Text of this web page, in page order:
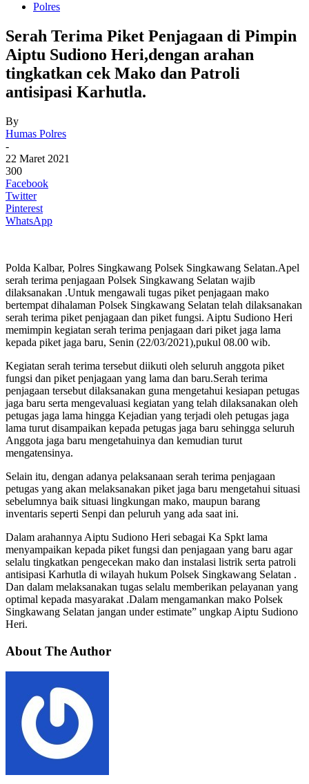
Polres
Serah Terima Piket Penjagaan di Pimpin
Aiptu Sudiono Heri,dengan arahan
tingkatkan cek Mako dan Patroli
antisipasi Karhutla.
By
Humas Polres
-
22 Maret 2021
300
Facebook
Twitter
Pinterest
WhatsApp
Polda Kalbar, Polres Singkawang Polsek Singkawang Selatan.Apel
serah terima penjagaan Polsek Singkawang Selatan wajib
dilaksanakan .Untuk mengawali tugas piket penjagaan mako
bertempat dihalaman Polsek Singkawang Selatan telah dilaksanakan
serah terima piket penjagaan dan piket fungsi. Aiptu Sudiono Heri
memimpin kegiatan serah terima penjagaan dari piket jaga lama
kepada piket jaga baru, Senin (22/03/2021),pukul 08.00 wib.
Kegiatan serah terima tersebut diikuti oleh seluruh anggota piket
fungsi dan piket penjagaan yang lama dan baru.Serah terima
penjagaan tersebut dilaksanakan guna mengetahui kesiapan petugas
jaga baru serta mengevaluasi kegiatan yang telah dilaksanakan oleh
petugas jaga lama hingga Kejadian yang terjadi oleh petugas jaga
lama turut disampaikan kepada petugas jaga baru sehingga seluruh
Anggota jaga baru mengetahuinya dan kemudian turut
mengatensinya.
Selain itu, dengan adanya pelaksanaan serah terima penjagaan
petugas yang akan melaksanakan piket jaga baru mengetahui situasi
sebelumnya baik situasi lingkungan mako, maupun barang
inventaris seperti Senpi dan peluruh yang ada saat ini.
Dalam arahannya Aiptu Sudiono Heri sebagai Ka Spkt lama
menyampaikan kepada piket fungsi dan penjagaan yang baru agar
selalu tingkatkan pengecekan mako dan instalasi listrik serta patroli
antisipasi Karhutla di wilayah hukum Polsek Singkawang Selatan .
Dan dalam melaksanakan tugas selalu memberikan pelayanan yang
optimal kepada masyarakat .Dalam mengamankan mako Polsek
Singkawang Selatan jangan under estimate” ungkap Aiptu Sudiono
Heri.
About The Author